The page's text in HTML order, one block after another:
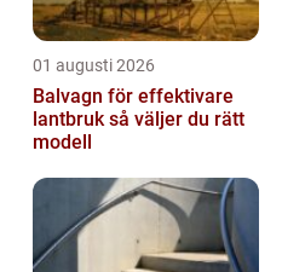
01 augusti 2026
Balvagn för effektivare
lantbruk så väljer du rätt
modell